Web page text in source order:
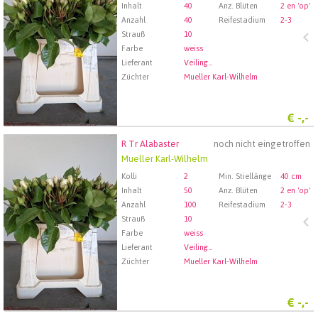
Inhalt
40 Anz. Blüten
2 en 'op'
Anzahl
40 Reifestadium
2-3
Strauß
10
Farbe
weiss
Lieferant
Veiling Rhein-Maas GmbH & Co. KG
Züchter
Mueller Karl-Wilhelm
€ -,-
noch nicht eingetroffen
R Tr Alabaster
Mueller Karl-Wilhelm
Kolli 2 Min. Stiellänge
40 cm
Inhalt
50 Anz. Blüten
2 en 'op'
Anzahl
100 Reifestadium
2-3
Strauß
10
Farbe
weiss
Lieferant
Veiling Rhein-Maas GmbH & Co. KG
Züchter
Mueller Karl-Wilhelm
€ -,-
Wählen Sie zuerst ein Abfartdatum.